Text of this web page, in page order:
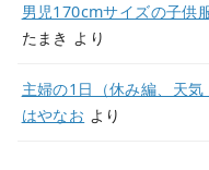
男児170cmサイズの子供
たまき より
主婦の1日（休み編、天気
はやなお より